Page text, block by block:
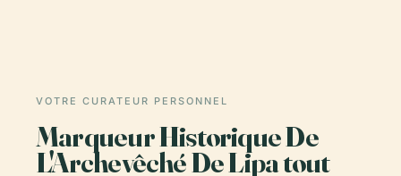
VOTRE CURATEUR PERSONNEL
Marqueur Historique De
L'Archevêché De Lipa tout